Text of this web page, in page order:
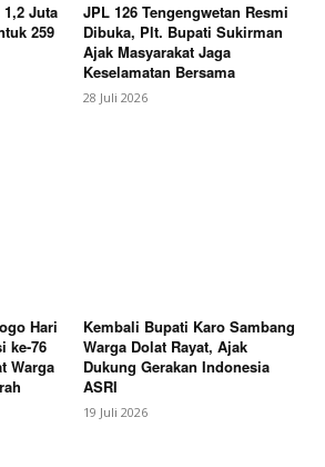
Juta
259
JPL 126 Tengengwetan Resmi
Dibuka, Plt. Bupati Sukirman
Ajak Masyarakat Jaga
Keselamatan Bersama
28 Juli 2026
Hari
ke-76
Warga
Kembali Bupati Karo Sambang
Warga Dolat Rayat, Ajak
Dukung Gerakan Indonesia
ASRI
19 Juli 2026